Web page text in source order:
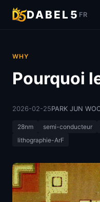
DABEL5 FR
WHY
Pourquoi
2026-02-25PARK JUN
28nm semi-conducteur
lithographie-ArF